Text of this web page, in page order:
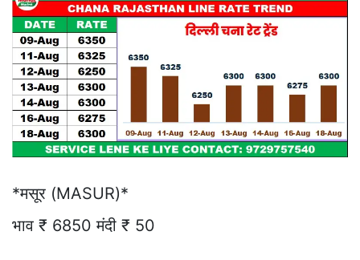
*मसूर (MASUR)*
भाव ₹ 6850 मंदी ₹ 50